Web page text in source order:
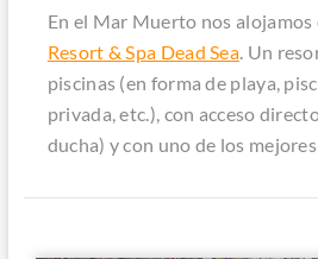
En el Mar Muerto nos alojamos
Resort & Spa Dead Sea. Un
piscinas (en forma de playa,
privada, etc.), con acceso
ducha) y con uno de los